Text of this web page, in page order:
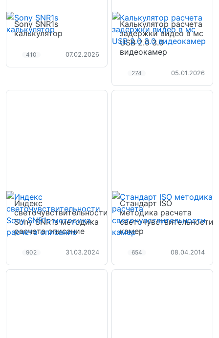
Sony SNR1s
калькулятор
410 07.02.2026
Калькулятор расчета
задержки видео в мс
USB 2.0 3.0
видеокамер
274 05.01.2026
Индекс
светочувствительности
Sony SNR1s методика
расчета описание
902 31.03.2024
Стандарт ISO
методика расчета
светочувствительности
камер
654 08.04.2014